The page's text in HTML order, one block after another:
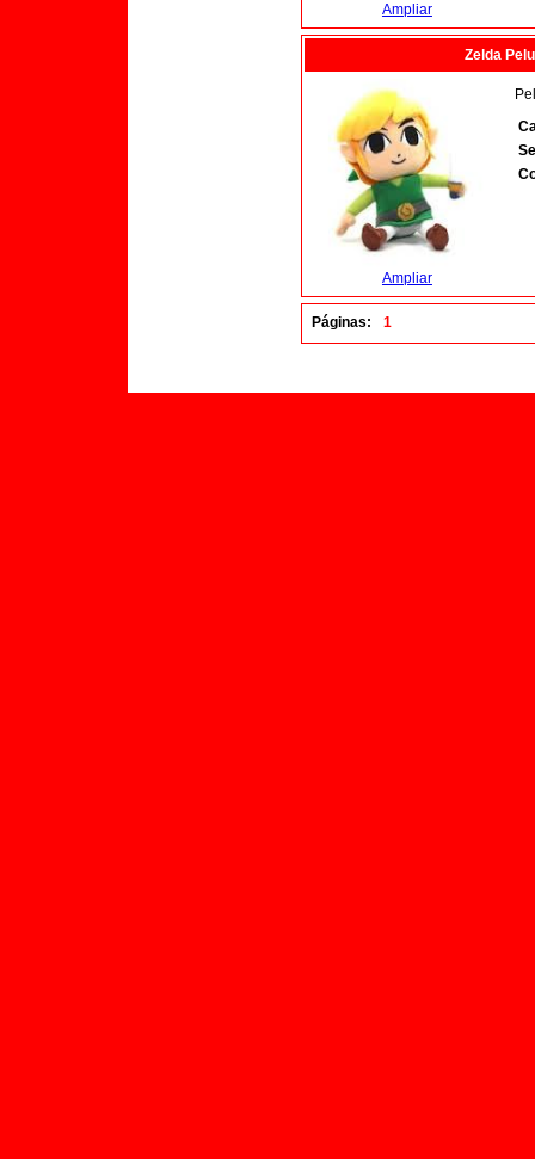
Ampliar
Zelda
Ampliar
Páginas: 1